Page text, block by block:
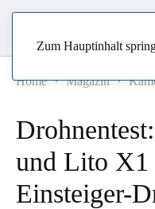
Zum Hauptinhalt
Home Magazin
und Lito X1
Einsteiger-